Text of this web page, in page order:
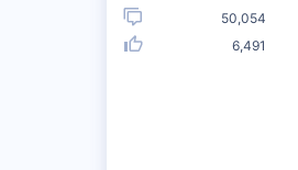
50,054
6,491